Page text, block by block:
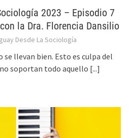
2023 – Episodio 7
la Dra. Florencia Dansilio
Desde La Sociología
se llevan bien. Esto es culpa del
soportan todo aquello [...]